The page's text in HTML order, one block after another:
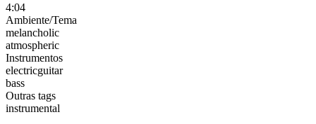
4:04
Ambiente/Tema
melancholic
atmospheric
Instrumentos
electricguitar
bass
Outras tags
instrumental